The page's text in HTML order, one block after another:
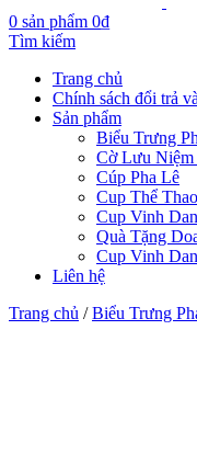
0 sản phẩm 0₫
Tìm kiếm
Trang chủ
Chính sách đổi trả
Sản phẩm
Biểu Trưng
Cờ Lưu Niệm
Cúp Pha Lê
Cup Thể Thao
Cup Vinh
Quà Tặng
Cup Vinh
Liên hệ
Trang chủ /Biểu Trưng